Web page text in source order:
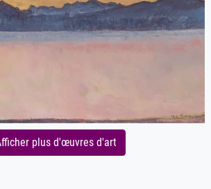
plus d'œuvres d'art